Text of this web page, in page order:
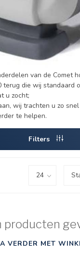
van de Comet
terug die wij standaard
u zocht;
wij trachten u zo
te helpen.
Filters
producten
VERDER MET